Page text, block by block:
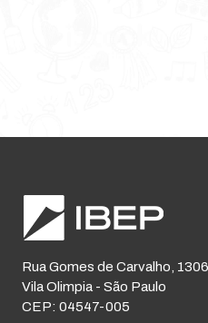
Rua Gomes de Carvalho,
Vila Olimpia - São Paulo
CEP: 04547-005